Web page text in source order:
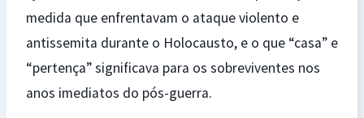
medida que enfrentavam o ataque violento e
antissemita durante o Holocausto, e o que “casa” e
“pertença” significava para os sobreviventes nos
anos imediatos do pós-guerra.